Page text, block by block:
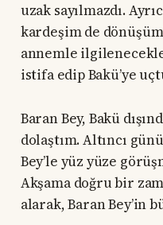
uzak sayılmazdı.
kardeşim de
annemle
istifa edip Bakü’ye
Baran Bey, Bakü
dolaştım. Altıncı
Bey’le yüz yüze
Akşama doğru bir
alarak, Baran Bey’in